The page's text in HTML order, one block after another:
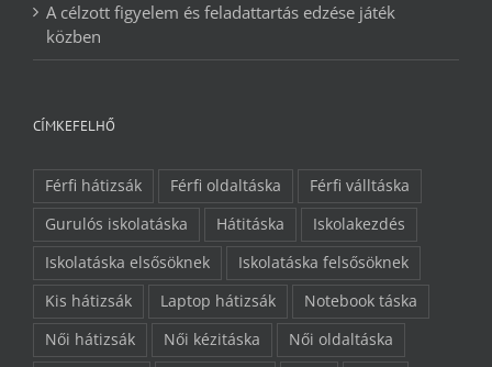
A célzott figyelem és feladattartás edzése játék
közben
CÍMKEFELHŐ
Férfi hátizsák Férfi oldaltáska
Férfi válltáska
Gurulós iskolatáska
Hátitáska
Iskolakezdés
Iskolatáska elsősöknek
Iskolatáska felsősöknek
Kis hátizsák
Laptop hátizsák
Notebook táska
Női hátizsák
Női kézitáska
Női oldaltáska